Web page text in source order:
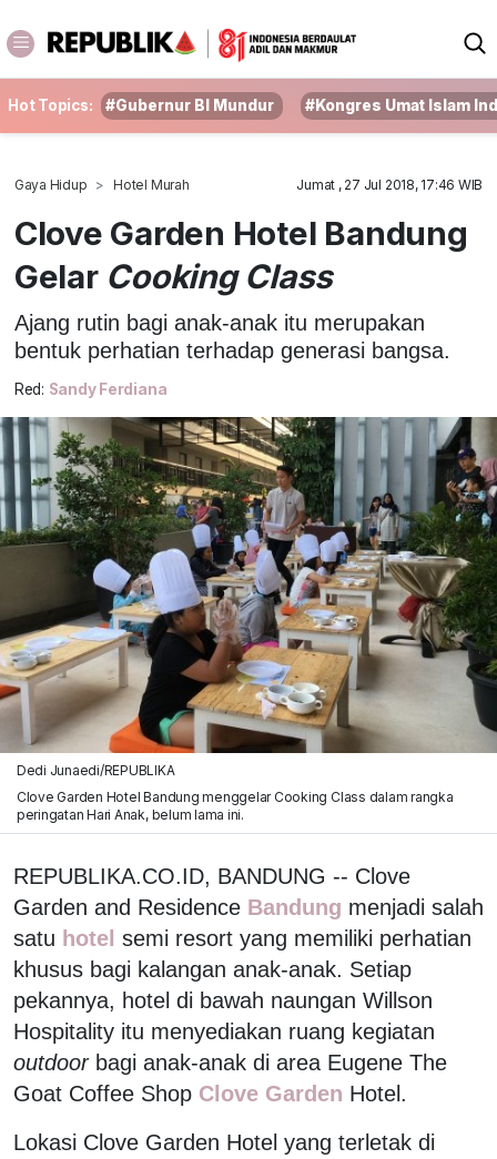
Hot Topics: #Gubernur BI Mundur #Kongres Umat Islam
Gaya Hidup Hotel Murah Jumat , 27 Jul 2018, 17:46 WIB
Clove Garden Hotel Bandung
Gelar Cooking Class
Ajang rutin bagi anak-anak itu merupakan
bentuk perhatian terhadap generasi bangsa.
Red: Sandy Ferdiana
Dedi Junaedi/REPUBLIKA
Clove Garden Hotel Bandung menggelar Cooking Class dalam rangka
peringatan Hari Anak, belum lama ini.
REPUBLIKA.CO.ID, BANDUNG -- Clove
Garden and Residence Bandung menjadi salah
satu hotel semi resort yang memiliki perhatian
khusus bagi kalangan anak-anak. Setiap
pekannya, hotel di bawah naungan Willson
Hospitality itu menyediakan ruang kegiatan
outdoorbagi anak-anak di area Eugene The
Goat Coffee Shop Clove Garden Hotel.
Lokasi Clove Garden Hotel yang terletak di